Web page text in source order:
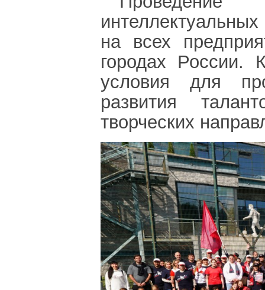
на всех
городах России.
условия для
развития
творческих